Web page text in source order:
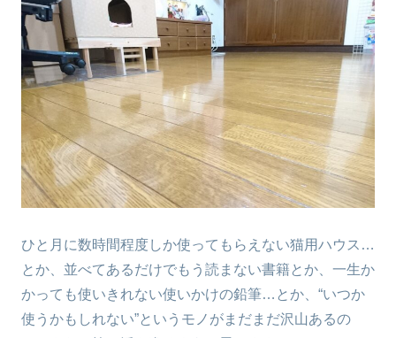
ひと月に数時間程度しか使ってもらえない猫用ハウス…
とか、並べてあるだけでもう読まない書籍とか、一生か
かっても使いきれない使いかけの鉛筆…とか、“いつか
使うかもしれない”というモノがまだまだ沢山あるの